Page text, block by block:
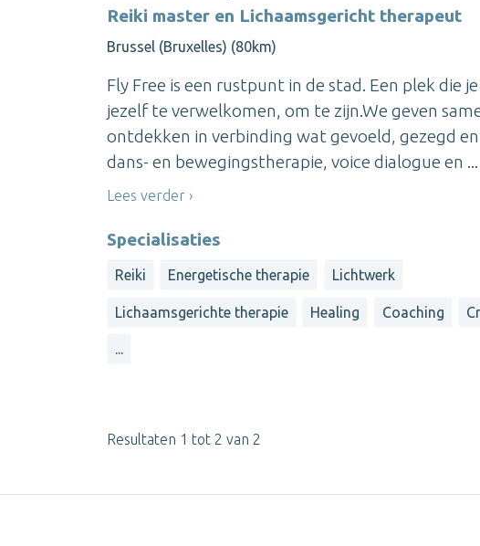
Reiki master en Lichaamsgericht therapeut
Brussel (Bruxelles) (80km)
Fly Free is een rustpunt in de stad. Een plek
jezelf te verwelkomen, om te zijn.We geven
ontdekken in verbinding wat gevoeld, gezegd
dans- en bewegingstherapie, voice dialogue en ...
Lees verder
Specialisaties
Reiki Energetische therapie Lichtwerk
Lichaamsgerichte therapie Healing Coaching
...
Resultaten 1 tot 2 van 2